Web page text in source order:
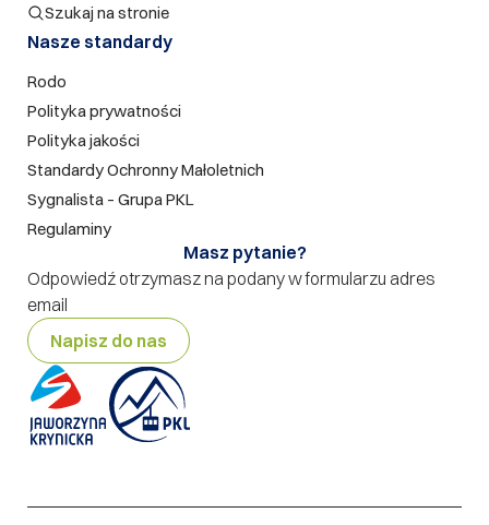
Szukaj na stronie
Nasze standardy
Rodo
Polityka prywatności
Polityka jakości
Standardy Ochronny Małoletnich
Sygnalista – Grupa PKL
Regulaminy
Masz pytanie?
Odpowiedź otrzymasz na podany w formularzu adres
email
Napisz do nas